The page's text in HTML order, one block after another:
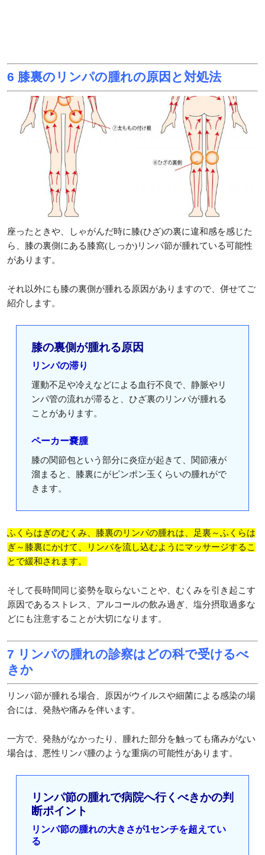
6 膝裏のリンパの腫れの原因と対処法
座ったときや、しゃがんだ時に膝(ひざ)の裏に違和感を感じた
ら、膝の裏側にある膝窩(しっか)リンパ節が腫れている可能性
があります。
それ以外にも膝の裏側が腫れる原因がありますので、併せてご
紹介します。
膝の裏側が腫れる原因
リンパの滞り
運動不足や冷えなどによる血行不良で、静脈やリ
ンパ管の流れが滞ると、ひざ裏のリンパが腫れる
ことがあります。
ペーカー嚢腫
膝の関節包という部分に炎症が起きて、関節液が
溜まると、膝裏にがピンポン玉くらいの腫れがで
きます。
ふくらはぎのむくみ、膝裏のリンパの腫れは、足裏～ふくらは
ぎ～膝裏にかけて、リンパを流し込むようにマッサージするこ
とで緩和されます。
そして長時間同じ姿勢を取らないことや、むくみを引き起こす
原因であるストレス、アルコールの飲み過ぎ、塩分摂取過多な
どにも注意することが大切になります。
7 リンパの腫れの診察はどの科で受けるべ
きか
リンパ節が腫れる場合、原因がウイルスや細菌による感染の場
合には、発熱や痛みを伴います。
一方で、発熱がなかったり、腫れた部分を触っても痛みがない
場合は、悪性リンパ腫のような重病の可能性があります。
リンパ節の腫れで病院へ行くべきかの判
断ポイント
リンパ節の腫れの大きさが1センチを超えてい
る